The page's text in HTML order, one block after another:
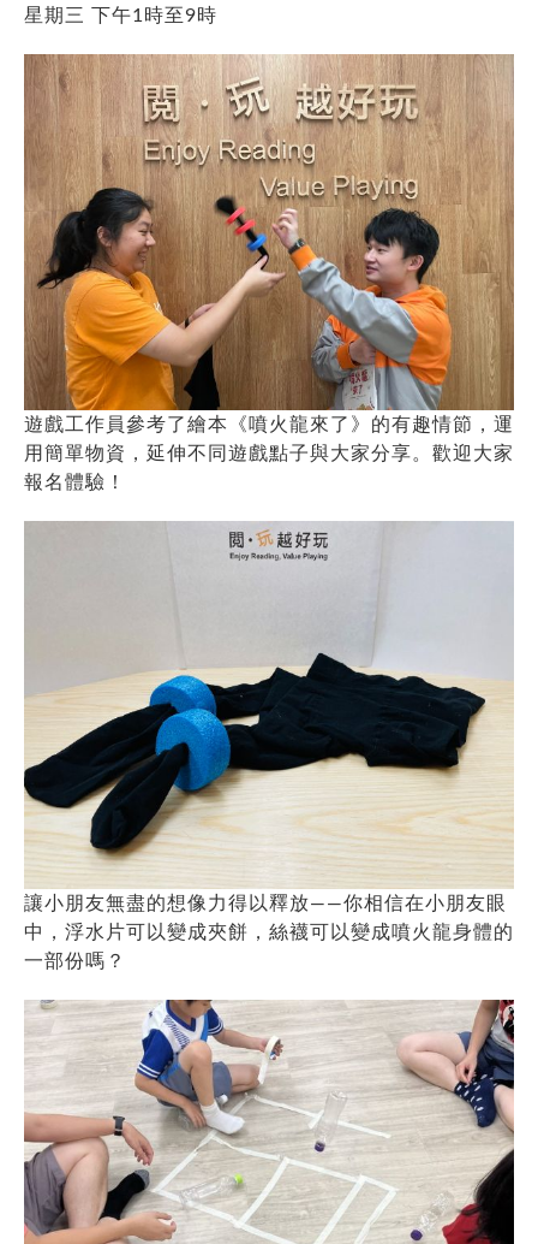
星期三 下午1時至9時
遊戲工作員參考了繪本《噴火龍來了》的有趣情節，運
用簡單物資，延伸不同遊戲點子與大家分享。歡迎大家
報名體驗！
讓小朋友無盡的想像力得以釋放——你相信在小朋友眼
中，浮水片可以變成夾餅，絲襪可以變成噴火龍身體的
一部份嗎？